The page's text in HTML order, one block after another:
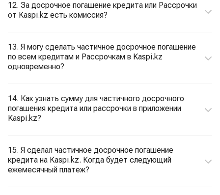
12. За досрочное погашение кредита или Рассрочки
от Kaspi.kz есть комиссия?
13. Я могу сделать частичное досрочное погашение
по всем кредитам и Рассрочкам в Kaspi.kz
одновременно?
14. Как узнать сумму для частичного досрочного
погашения кредита или рассрочки в приложении
Kaspi.kz?
15. Я сделал частичное досрочное погашение
кредита на Kaspi.kz. Когда будет следующий
ежемесячный платеж?